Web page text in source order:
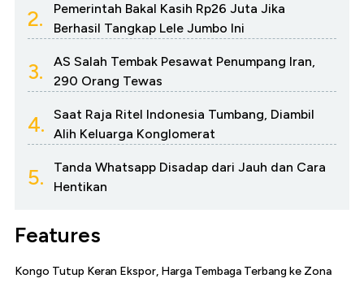
2.
Pemerintah Bakal Kasih Rp26 Juta Jika
Berhasil Tangkap Lele Jumbo Ini
3.
AS Salah Tembak Pesawat Penumpang Iran,
290 Orang Tewas
4.
Saat Raja Ritel Indonesia Tumbang, Diambil
Alih Keluarga Konglomerat
5.
Tanda Whatsapp Disadap dari Jauh dan Cara
Hentikan
Features
Kongo Tutup Keran Ekspor, Harga Tembaga Terbang ke Zona